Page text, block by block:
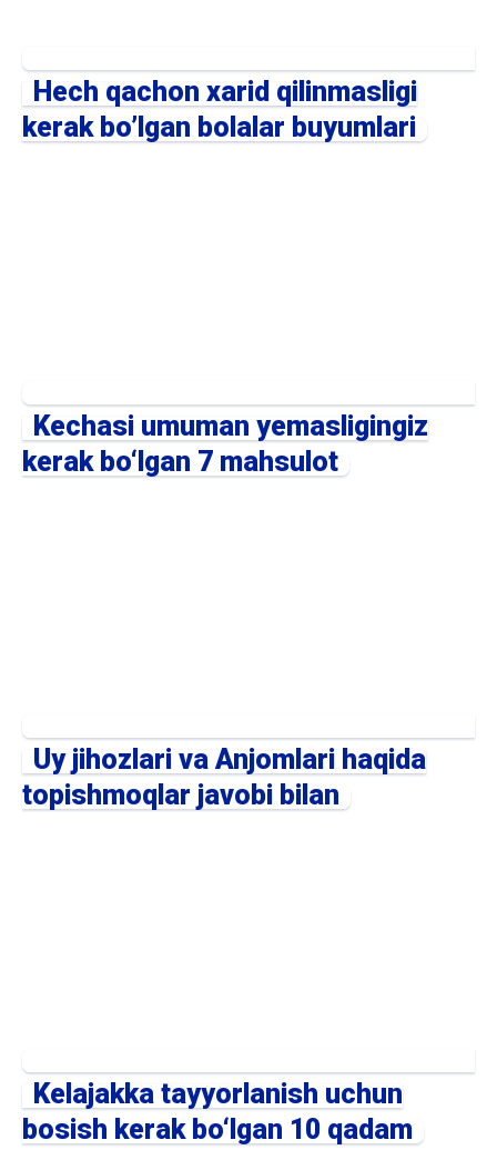
Hech qachon xarid qilinmasligi
kerak bo’lgan bolalar buyumlari
Kechasi umuman yemasligingiz
kerak bo‘lgan 7 mahsulot
Uy jihozlari va Anjomlari haqida
topishmoqlar javobi bilan
Kelajakka tayyorlanish uchun
bosish kerak bo‘lgan 10 qadam